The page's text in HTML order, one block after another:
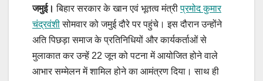
जमुई। बिहार सरकार के खान एवं भूतत्व मंत्रीप्रमोद कुमार
चंद्रवंशीसोमवार को जमुई दौरे पर पहुंचे। इस दौरान उन्होंने
अति पिछड़ा समाज के प्रतिनिधियों और कार्यकर्ताओं से
मुलाकात कर उन्हें 22 जून को पटना में आयोजित होने वाले
आभार सम्मेलन में शामिल होने का आमंत्रण दिया। साथ ही